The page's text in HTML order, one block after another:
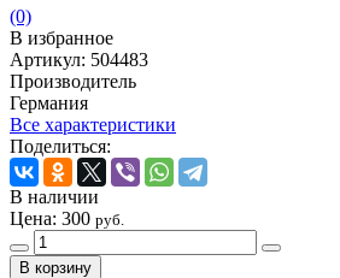
(0)
В избранное
Артикул: 504483
Производитель
Германия
Все характеристики
Поделиться:
В наличии
Цена: 300 руб.